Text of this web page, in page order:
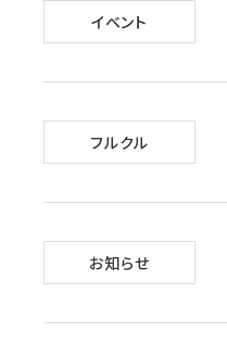
イベント
フルクル
お知らせ